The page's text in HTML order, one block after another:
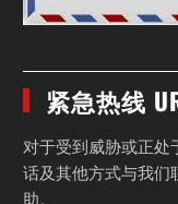
紧急热线
对于受到威胁或正处
话及其他方式与我们